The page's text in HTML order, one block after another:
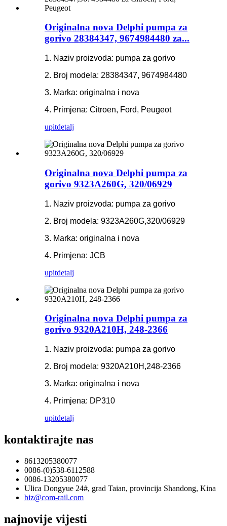
Originalna nova Delphi pumpa za
gorivo 28384347, 9674984480 za...
1. Naziv proizvoda: pumpa za gorivo
2. Broj modela: 28384347, 9674984480
3. Marka: originalna i nova
4. Primjena: Citroen, Ford, Peugeot
upitdetalj
Originalna nova Delphi pumpa za
gorivo 9323A260G, 320/06929
1. Naziv proizvoda: pumpa za gorivo
2. Broj modela: 9323A260G,320/06929
3. Marka: originalna i nova
4. Primjena: JCB
upitdetalj
Originalna nova Delphi pumpa za
gorivo 9320A210H, 248-2366
1. Naziv proizvoda: pumpa za gorivo
2. Broj modela: 9320A210H,248-2366
3. Marka: originalna i nova
4. Primjena: DP310
upitdetalj
kontaktirajte nas
8613205380077
0086-(0)538-6112588
0086-13205380077
Ulica Dongyue 24#, grad Taian, provincija Shandong, Kina
biz@com-rail.com
najnovije vijesti